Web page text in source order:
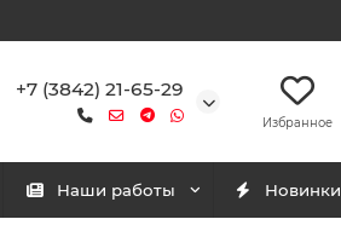
+7 (3842) 21-65-29
Избранное
Наши работы Новинки